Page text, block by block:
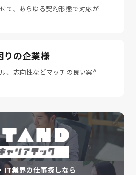
て、あらゆる契約形態で対応が
りの企業様
、志向性などマッチの良い案件
IT業界の仕事探しなら